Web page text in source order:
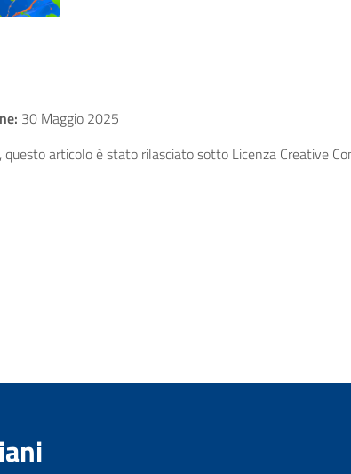
30 Maggio 2025
articolo è stato rilasciato sotto Licenza Creative